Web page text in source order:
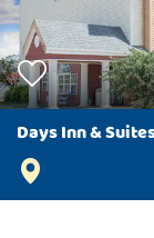
Days Inn &